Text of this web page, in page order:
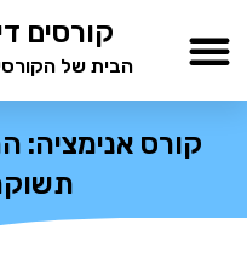
לתוכן
קורסים
הבית של
קורס אנימציה: